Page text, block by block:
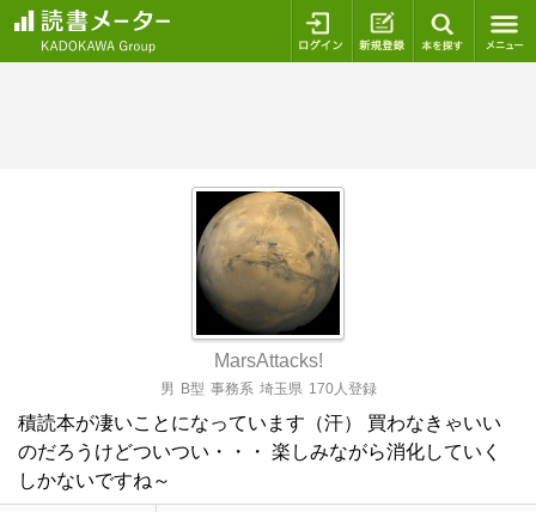
ログイン 新規登録
MarsAttacks!
男 B型 事務系 埼玉県 170人登録
積読本が凄いことになっています（汗） 買わなきゃいい
のだろうけどついつい・・・ 楽しみながら消化していく
しかないですね～